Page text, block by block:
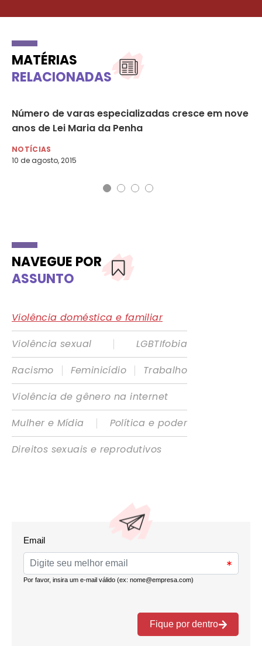
MATÉRIAS
RELACIONADAS
Número de varas especializadas cresce em nove
anos de Lei Maria da Penha
NOTÍCIAS
10 de agosto, 2015
NAVEGUE POR
ASSUNTO
Violência doméstica e familiar
Violência sexual
|
LGBTIfobia
Racismo
| Feminicídio |
Trabalho
Violência de gênero na internet
Mulher e Mídia
|
Política e poder
Direitos sexuais e reprodutivos